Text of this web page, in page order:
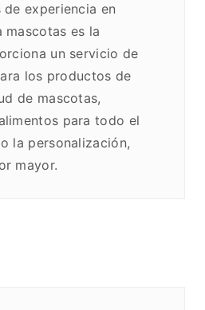
experiencia en
mascotas es la
un servicio de
los productos de
de mascotas,
para todo el
la personalización,
mayor.